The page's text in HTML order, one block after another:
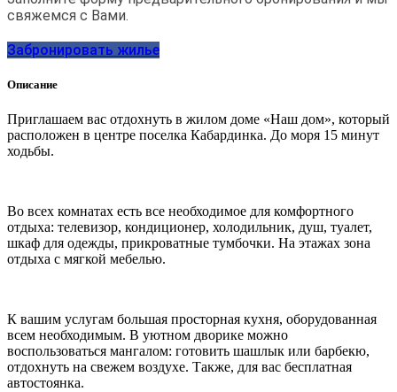
свяжемся с Вами.
Забронировать жилье
Описание
Приглашаем вас отдохнуть в жилом доме «Наш дом», который
расположен в центре поселка Кабардинка. До моря 15 минут
ходьбы.
Во всех комнатах есть все необходимое для комфортного
отдыха: телевизор, кондиционер, холодильник, душ, туалет,
шкаф для одежды, прикроватные тумбочки. На этажах зона
отдыха с мягкой мебелью.
К вашим услугам большая просторная кухня, оборудованная
всем необходимым. В уютном дворике можно
воспользоваться мангалом: готовить шашлык или барбекю,
отдохнуть на свежем воздухе. Также, для вас бесплатная
автостоянка.